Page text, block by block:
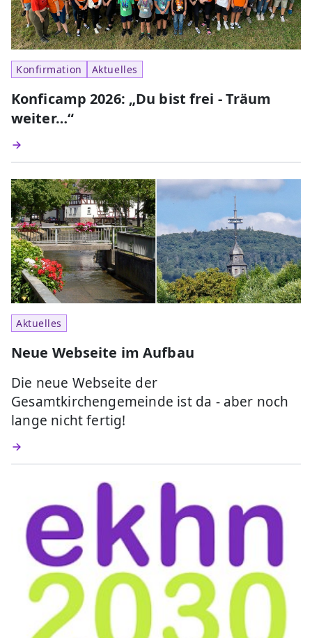
Konfirmation Aktuelles
Konficamp 2026: „Du bist frei - Träum
weiter…“
Aktuelles
Neue Webseite im Aufbau
Die neue Webseite der
Gesamtkirchengemeinde ist da - aber noch
lange nicht fertig!